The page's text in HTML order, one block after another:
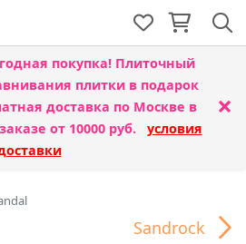
покупка! Плиточный
плитки в подарок
доставка по Москве в
от 10000 руб. условия
×
Sandrock